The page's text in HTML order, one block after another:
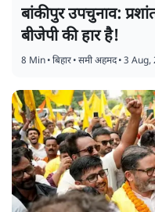
बांकीपुर उपचुनाव:
बीजेपी की हार है!
8 Min•बिहार•समी अहमद•3 Aug,